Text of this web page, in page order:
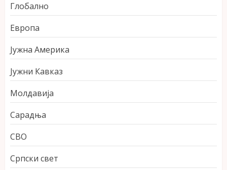
Глобално
Европа
Јужна Америка
Јужни Кавказ
Молдавија
Сарадња
СВО
Српски свет